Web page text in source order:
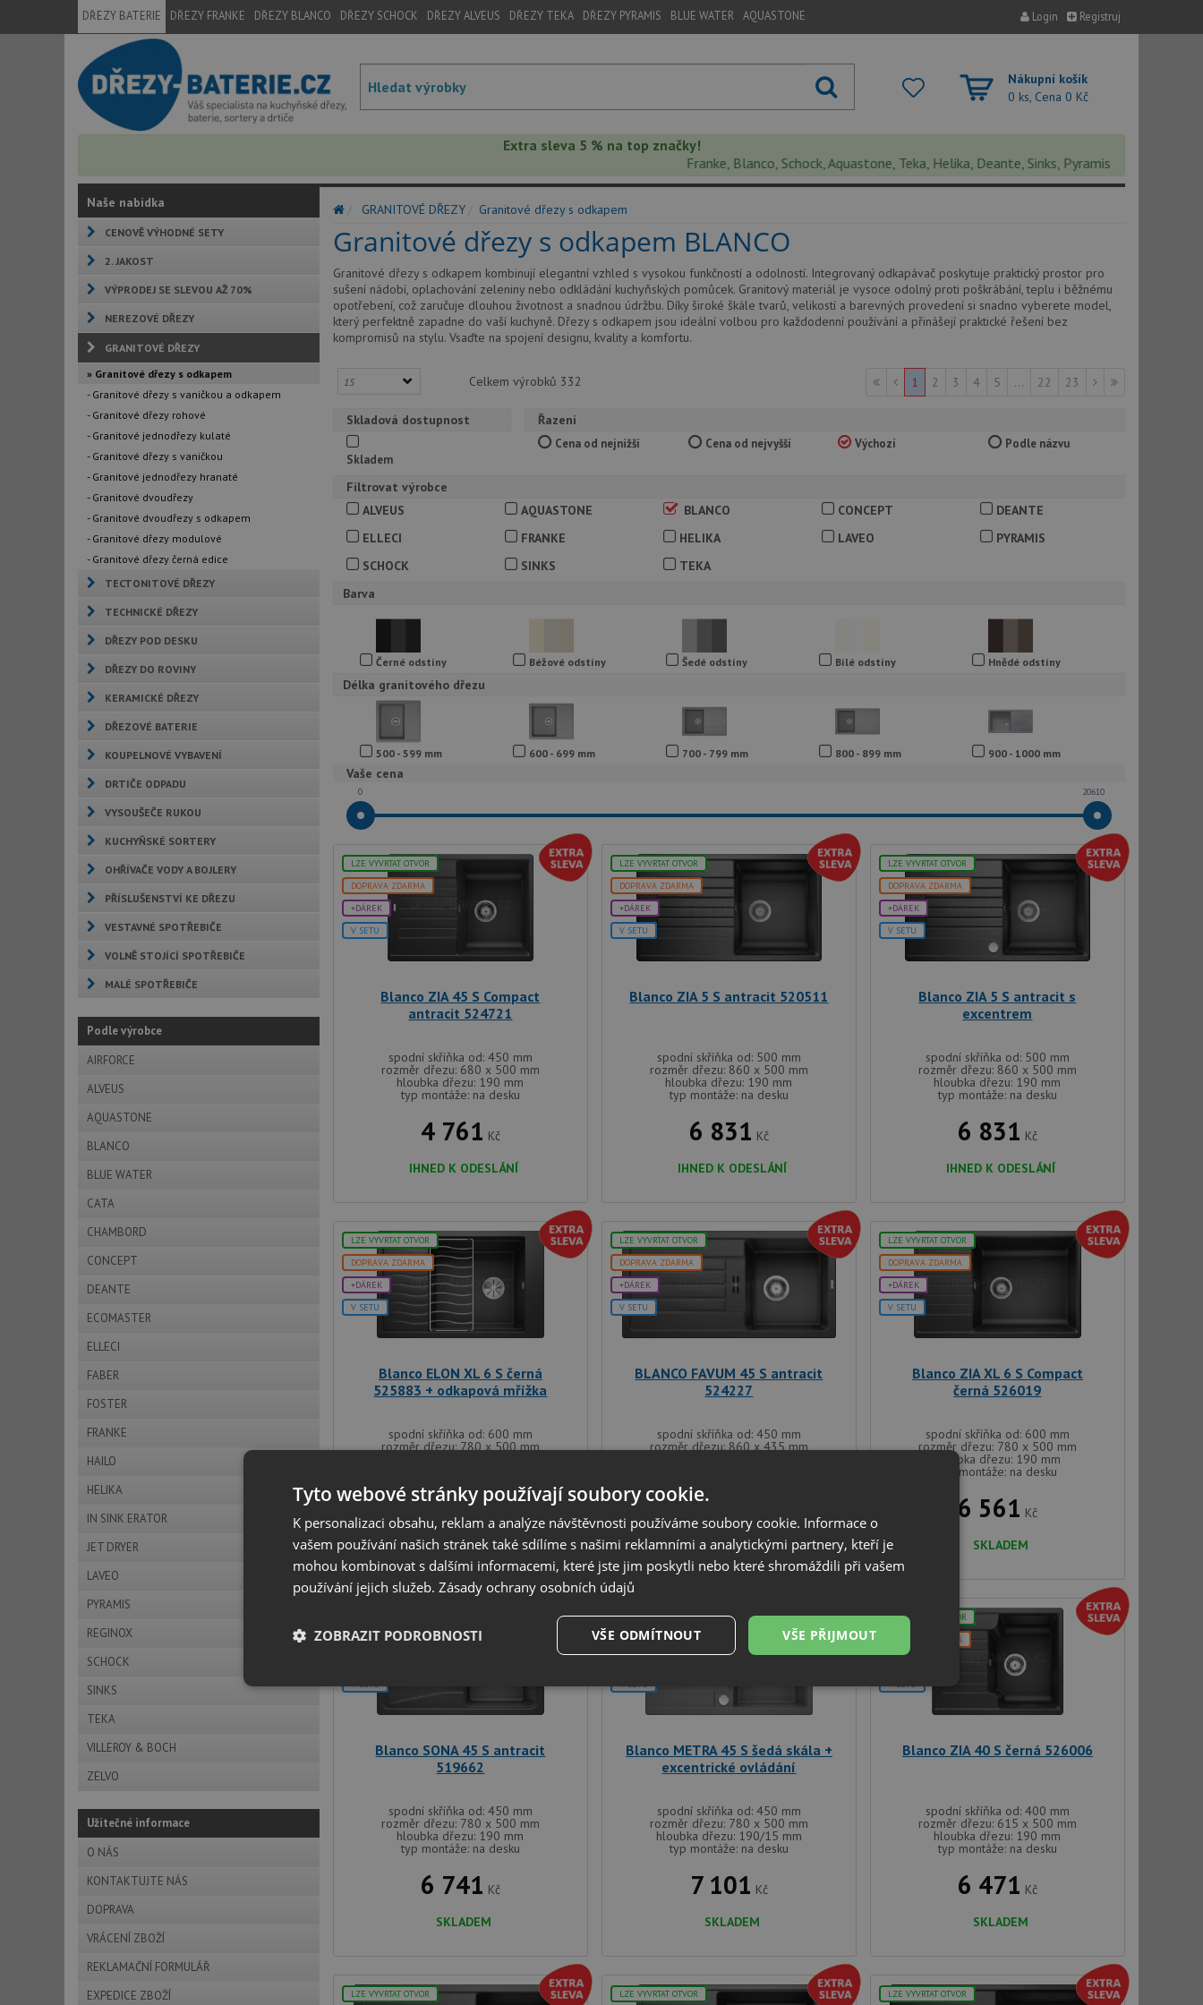
DŘEZY BATERIE DŘEZY FRANKE DŘEZY BLANCO DŘEZY SCHOCK DŘEZY ALVEUS DŘEZY TEKA DŘEZY PYRAMIS BLUE WATER AQUASTONE Login Registruj
Nákupní košík
0 ks, Cena 0 Kč
Extra sleva 5 % na top značky!
Franke, Blanco, Schock, Aquastone, Teka, Helika, Deante, Sinks, Pyramis, Cata, Faber a
Naše nabídka
CENOVĚ VÝHODNÉ SETY
2. JAKOST
VÝPRODEJ SE SLEVOU AŽ 70%
NEREZOVÉ DŘEZY
GRANITOVÉ DŘEZY
» Granitové dřezy s odkapem
- Granitové dřezy s vaničkou a odkapem
- Granitové dřezy rohové
- Granitové jednodřezy kulaté
- Granitové dřezy s vaničkou
- Granitové jednodřezy hranaté
- Granitové dvoudřezy
- Granitové dvoudřezy s odkapem
- Granitové dřezy modulové
- Granitové dřezy černá edice
TECTONITOVÉ DŘEZY
TECHNICKÉ DŘEZY
DŘEZY POD DESKU
DŘEZY DO ROVINY
KERAMICKÉ DŘEZY
DŘEZOVÉ BATERIE
KOUPELNOVÉ VYBAVENÍ
DRTIČE ODPADU
VYSOUŠEČE RUKOU
KUCHYŇSKÉ SORTERY
OHŘÍVAČE VODY A BOJLERY
PŘÍSLUŠENSTVÍ KE DŘEZU
VESTAVNÉ SPOTŘEBIČE
VOLNĚ STOJÍCÍ SPOTŘEBIČE
MALÉ SPOTŘEBIČE
Podle výrobce
AIRFORCE
ALVEUS
AQUASTONE
BLANCO
BLUE WATER
CATA
CHAMBORD
CONCEPT
DEANTE
ECOMASTER
ELLECI
FABER
FOSTER
FRANKE
HAILO
HELIKA
IN SINK ERATOR
JET DRYER
LAVEO
PYRAMIS
REGINOX
SCHOCK
SINKS
TEKA
VILLEROY & BOCH
ZELVO
Užitečné informace
O NÁS
KONTAKTUJTE NÁS
DOPRAVA
VRÁCENÍ ZBOŽÍ
REKLAMAČNÍ FORMULÁŘ
EXPEDICE ZBOŽÍ
GRANITOVÉ DŘEZY Granitové dřezy s odkapem
Granitové dřezy s odkapem BLANCO
Granitové dřezy s odkapem kombinují elegantní vzhled s vysokou funkčností a odolností. Integrovaný odkapávač poskytuje praktický prostor pro
sušení nádobí, oplachování zeleniny nebo odkládání kuchyňských pomůcek. Granitový materiál je vysoce odolný proti poškrábání, teplu i běžnému
opotřebení, což zaručuje dlouhou životnost a snadnou údržbu. Díky široké škále tvarů, velikostí a barevných provedení si snadno vyberete model,
který perfektně zapadne do vaší kuchyně. Dřezy s odkapem jsou ideální volbou pro každodenní používání a přinášejí praktické řešení bez
kompromisů na stylu. Vsaďte na spojení designu, kvality a komfortu.
Celkem výrobků 332 1 2 3 4 5 ... 22 23
Skladová dostupnost
Skladem
Řazení
Cena od nejnižší Cena od nejvyšší Výchozí Podle názvu
Filtrovat výrobce
ALVEUS
AQUASTONE BLANCO CONCEPT
DEANTE
ELLECI
FRANKE HELIKA LAVEO
PYRAMIS
SCHOCK
SINKS
TEKA
Barva
Černé odstíny Béžové odstíny Šedé odstíny Bílé odstíny Hnědé odstíny
Délka granitového dřezu
500 - 599 mm 600 - 699 mm 700 - 799 mm 800 - 899 mm 900 - 1000 mm
Vaše cena
0 20610
LZE VYVRTAT OTVOR
DOPRAVA ZDARMA
+DÁREK
V SETU
Blanco ZIA 45 S Compact
antracit 524721
spodní skříňka od: 450 mm
rozměr dřezu: 680 x 500 mm
hloubka dřezu: 190 mm
typ montáže: na desku
4 761 Kč
IHNED K ODESLÁNÍ
LZE VYVRTAT OTVOR
DOPRAVA ZDARMA
+DÁREK
V SETU
Blanco ZIA 5 S antracit 520511
spodní skříňka od: 500 mm
rozměr dřezu: 860 x 500 mm
hloubka dřezu: 190 mm
typ montáže: na desku
6 831 Kč
IHNED K ODESLÁNÍ
LZE VYVRTAT OTVOR
DOPRAVA ZDARMA
+DÁREK
V SETU
Blanco ZIA 5 S antracit s
excentrem
spodní skříňka od: 500 mm
rozměr dřezu: 860 x 500 mm
hloubka dřezu: 190 mm
typ montáže: na desku
6 831 Kč
IHNED K ODESLÁNÍ
LZE VYVRTAT OTVOR
DOPRAVA ZDARMA
+DÁREK
V SETU
Blanco ELON XL 6 S černá
525883 + odkapová mřížka
spodní skříňka od: 600 mm
rozměr dřezu: 780 x 500 mm
8 991
SKLADEM
LZE VYVRTAT OTVOR
DOPRAVA ZDARMA
+DÁREK
V SETU
BLANCO FAVUM 45 S antracit
524227
spodní skříňka od: 450 mm
rozměr dřezu: 860 x 435 mm
5 571
SKLADEM
LZE VYVRTAT OTVOR
DOPRAVA ZDARMA
+DÁREK
V SETU
Blanco ZIA XL 6 S Compact
černá 526019
spodní skříňka od: 600 mm
rozměr dřezu: 780 x 500 mm
hloubka dřezu: 190 mm
typ montáže: na desku
6 561 Kč
SKLADEM
DOPRAVA ZDARMA
V SETU
Blanco SONA 45 S antracit
519662
spodní skříňka od: 450 mm
rozměr dřezu: 780 x 500 mm
hloubka dřezu: 190 mm
typ montáže: na desku
6 741 Kč
SKLADEM
LZE VYVRTAT OTVOR
DOPRAVA ZDARMA
V SETU
Blanco METRA 45 S šedá skála +
excentrické ovládání
spodní skříňka od: 450 mm
rozměr dřezu: 780 x 500 mm
hloubka dřezu: 190/15 mm
typ montáže: na desku
7 101 Kč
SKLADEM
LZE VYVRTAT OTVOR
DOPRAVA ZDARMA
V SETU
Blanco ZIA 40 S černá 526006
spodní skříňka od: 400 mm
rozměr dřezu: 615 x 500 mm
hloubka dřezu: 190 mm
typ montáže: na desku
6 471 Kč
SKLADEM
LZE VYVRTAT OTVOR
LZE VYVRTAT OTVOR
LZE VYVRTAT OTVOR
Tyto webové stránky používají soubory cookie.
K personalizaci obsahu, reklam a analýze návštěvnosti používáme soubory cookie. Informace o
vašem používání našich stránek také sdílíme s našimi reklamními a analytickými partnery, kteří je
mohou kombinovat s dalšími informacemi, které jste jim poskytli nebo které shromáždili při vašem
používání jejich služeb. Zásady ochrany osobních údajů
VŠE PŘIJMOUT
VŠE ODMÍTNOUT
ZOBRAZIT PODROBNOSTI
Nezbytně nutné
Výkonové
soubory
Soubory cílení Funkční soubory
Nezařazené
Nezbytně nutné soubory Výkonové soubory Funkční soubory Nezařazené soubory
stránky nelze bez nezbytně nutných souborů cookie správně používat.
Doména
AWSALBCORS
Amazon.com Inc.
1 týden
Pro pokračující podporu lepivosti s případy použití CORS po